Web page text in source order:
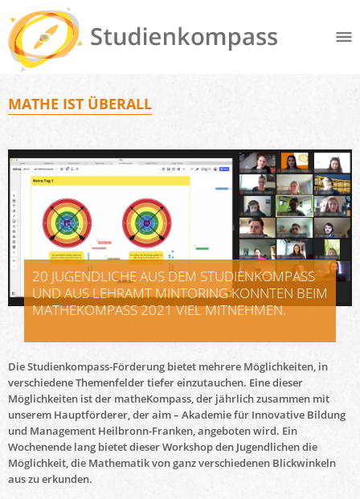
MATHE IST ÜBERALL
20 JUGENDLICHE AUS DEM STUDIENKOMPASS
UND AUS LEHRAMT MINTORING KONNTEN BEIM
MATHEKOMPASS 2021 VIEL MITNEHMEN.
Die Studienkompass-Förderung bietet mehrere Möglichkeiten, in
verschiedene Themenfelder tiefer einzutauchen. Eine dieser
Möglichkeiten ist der matheKompass, der jährlich zusammen mit
unserem Hauptförderer, der aim – Akademie für Innovative Bildung
und Management Heilbronn-Franken, angeboten wird. Ein
Wochenende lang bietet dieser Workshop den Jugendlichen die
Möglichkeit, die Mathematik von ganz verschiedenen Blickwinkeln
aus zu erkunden.